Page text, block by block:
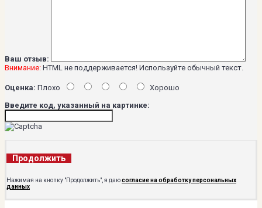
Ваш отзыв:
Внимание: HTML не поддерживается! Используйте обычный текст.
Оценка: Плохо
Хорошо
Введите код, указанный на картинке:
Продолжить
Нажимая на кнопку "Продолжить", я даюсогласие на обработку персональных
данных